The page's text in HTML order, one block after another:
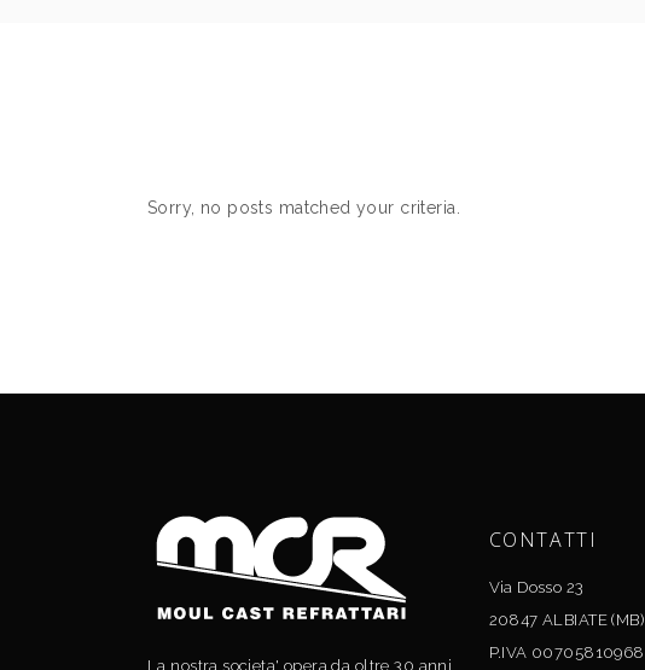
Sorry, no posts matched your criteria.
La nostra societa' opera da oltre 30 anni
CONTATTI
Via Dosso 23
20847 ALBIATE (MB)
P.IVA 00705810968